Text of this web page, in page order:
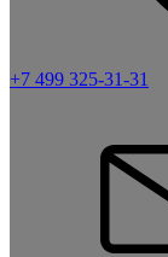
+7 499 325-31-31